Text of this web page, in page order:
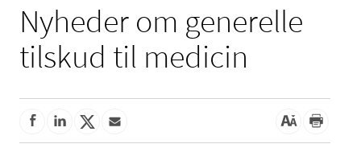
Nyheder om generelle
tilskud til medicin